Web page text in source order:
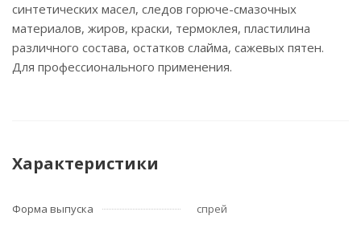
синтетических масел, следов горюче-смазочных
материалов, жиров, краски, термоклея, пластилина
различного состава, остатков слайма, сажевых пятен.
Для профессионального применения.
Характеристики
Форма выпуска спрей